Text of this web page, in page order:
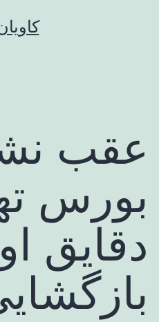
عقب
بورس
دقایق